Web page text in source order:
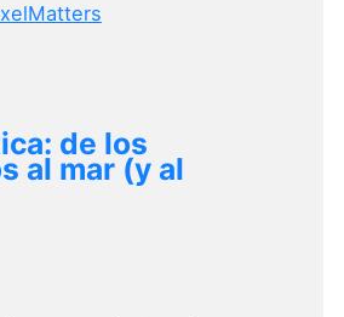
de los
al mar (y al